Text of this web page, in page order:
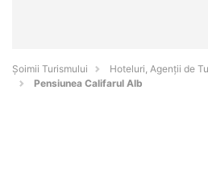
Șoimii Turismului
Hoteluri, Agenții de
Pensiunea Califarul Alb